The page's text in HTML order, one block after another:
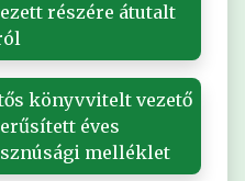
részére átutalt
könyvvitelt vezető
éves
melléklet